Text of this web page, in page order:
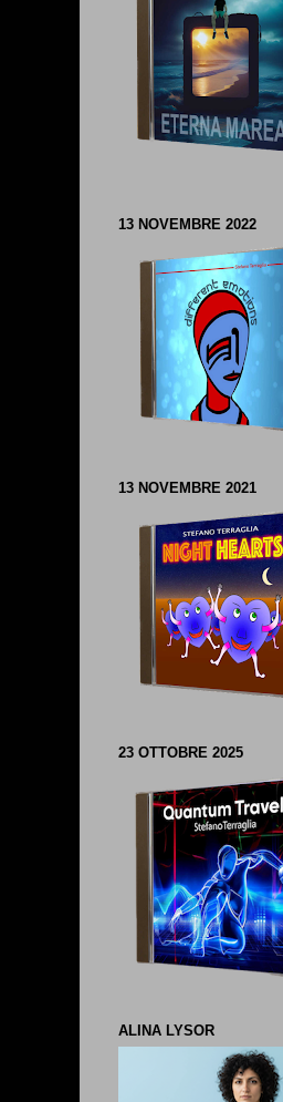
13 NOVEMBRE 2022
13 NOVEMBRE 2021
23 OTTOBRE 2025
ALINA LYSOR